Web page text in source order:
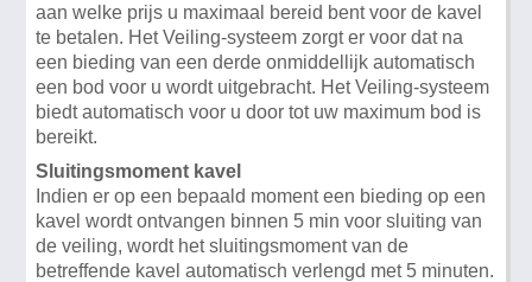
aan welke prijs u maximaal bereid bent voor de kavel
te betalen. Het Veiling-systeem zorgt er voor dat na
een bieding van een derde onmiddellijk automatisch
een bod voor u wordt uitgebracht. Het Veiling-systeem
biedt automatisch voor u door tot uw maximum bod is
bereikt.
Sluitingsmoment kavel
Indien er op een bepaald moment een bieding op een
kavel wordt ontvangen binnen 5 min voor sluiting van
de veiling, wordt het sluitingsmoment van de
betreffende kavel automatisch verlengd met 5 minuten.